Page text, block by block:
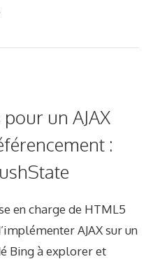
un AJAX
:
en charge de HTML5
AJAX sur un
Bing à explorer et